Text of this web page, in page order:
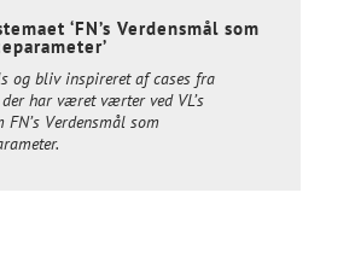
‘FN’s Verdensmål som
og bliv inspireret af cases fra
der har været værter ved VL’s
FN’s Verdensmål som